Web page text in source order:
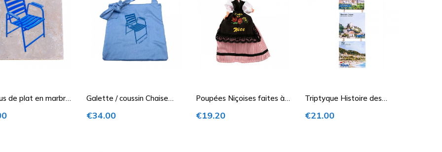
de plat en marbre
Galette / coussin Chaise
Price
€34.00
Poupées Niçoises faites à
Price
€19.20
Triptyque Histoire des
Price
€21.00